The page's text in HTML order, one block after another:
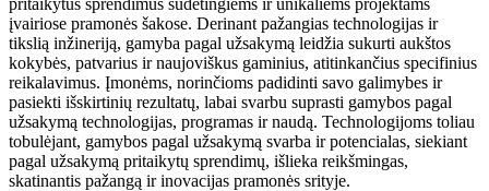
įvairiose pramonės šakose. Derinant pažangias technologijas ir
tikslią inžineriją, gamyba pagal užsakymą leidžia sukurti aukštos
kokybės, patvarius ir naujoviškus gaminius, atitinkančius specifinius
reikalavimus. Įmonėms, norinčioms padidinti savo galimybes ir
pasiekti išskirtinių rezultatų, labai svarbu suprasti gamybos pagal
užsakymą technologijas, programas ir naudą. Technologijoms toliau
tobulėjant, gamybos pagal užsakymą svarba ir potencialas, siekiant
pagal užsakymą pritaikytų sprendimų, išlieka reikšmingas,
skatinantis pažangą ir inovacijas pramonės srityje.